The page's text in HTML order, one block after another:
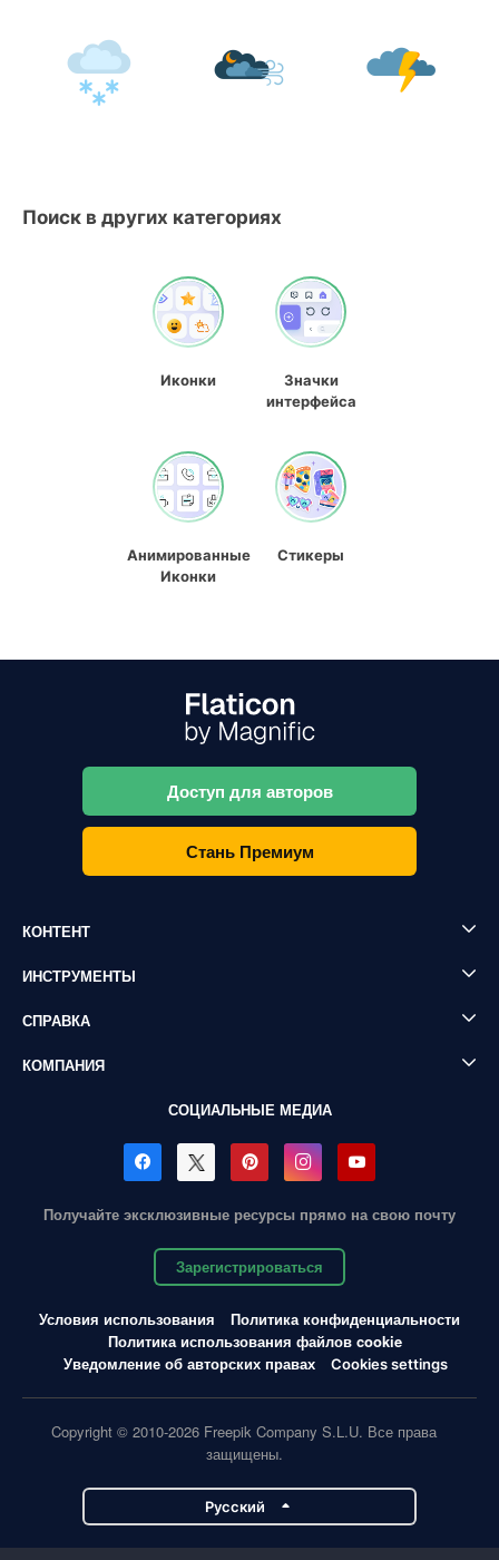
Поиск в других категориях
Иконки
Значки
интерфейса
Анимированные
Иконки
Стикеры
Доступ для авторов
Стань Премиум
КОНТЕНТ
ИНСТРУМЕНТЫ
СПРАВКА
КОМПАНИЯ
СОЦИАЛЬНЫЕ МЕДИА
Получайте эксклюзивные ресурсы прямо на свою почту
Зарегистрироваться
Условия использования
Политика конфиденциальности
Политика использования файлов cookie
Уведомление об авторских правах
Cookies settings
Copyright © 2010-2026 Freepik Company S.L.U. Все права
защищены.
Pусский